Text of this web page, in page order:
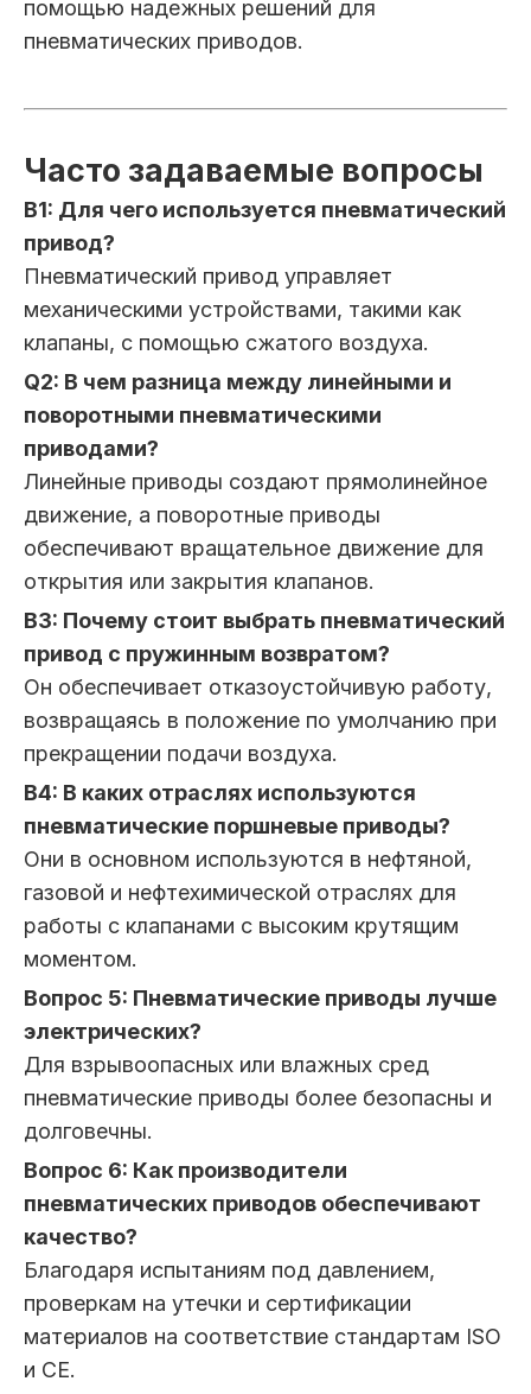
помощью надежных решений для
пневматических приводов.
Часто задаваемые вопросы
В1: Для чего используется пневматический
привод?
Пневматический привод управляет
механическими устройствами, такими как
клапаны, с помощью сжатого воздуха.
Q2: В чем разница между линейными и
поворотными пневматическими
приводами?
Линейные приводы создают прямолинейное
движение, а поворотные приводы
обеспечивают вращательное движение для
открытия или закрытия клапанов.
В3: Почему стоит выбрать пневматический
привод с пружинным возвратом?
Он обеспечивает отказоустойчивую работу,
возвращаясь в положение по умолчанию при
прекращении подачи воздуха.
В4: В каких отраслях используются
пневматические поршневые приводы?
Они в основном используются в нефтяной,
газовой и нефтехимической отраслях для
работы с клапанами с высоким крутящим
моментом.
Вопрос 5: Пневматические приводы лучше
электрических?
Для взрывоопасных или влажных сред
пневматические приводы более безопасны и
долговечны.
Вопрос 6: Как производители
пневматических приводов обеспечивают
качество?
Благодаря испытаниям под давлением,
проверкам на утечки и сертификации
материалов на соответствие стандартам ISO
и CE.